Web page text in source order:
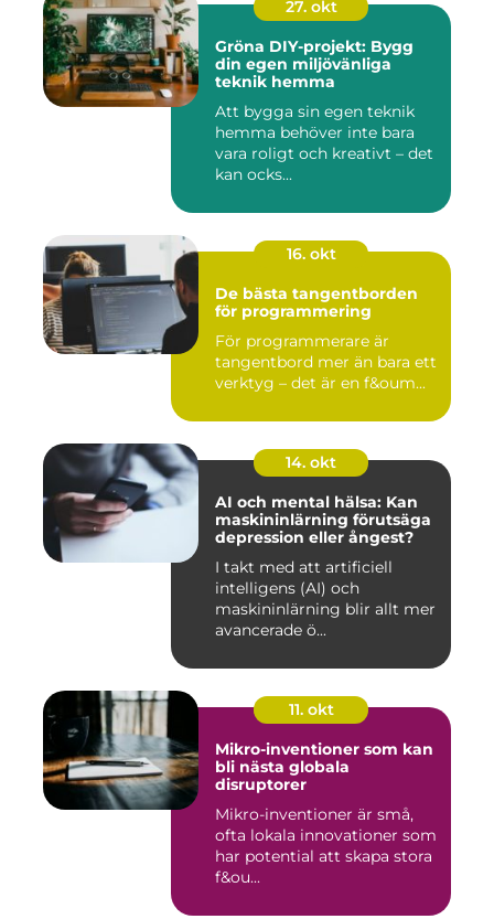
27. okt
Gröna DIY-projekt: Bygg
din egen miljövänliga
teknik hemma
Att bygga sin egen teknik
hemma behöver inte bara
vara roligt och kreativt – det
kan ocks...
16. okt
De bästa tangentborden
för programmering
För programmerare är
tangentbord mer än bara ett
verktyg – det är en f&oum...
14. okt
AI och mental hälsa: Kan
maskininlärning förutsäga
depression eller ångest?
I takt med att artificiell
intelligens (AI) och
maskininlärning blir allt mer
avancerade ö...
11. okt
Mikro-inventioner som kan
bli nästa globala
disruptorer
Mikro-inventioner är små,
ofta lokala innovationer som
har potential att skapa stora
f&ou...